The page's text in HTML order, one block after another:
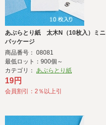
あぶらとり紙 太木N（10枚入）ミニ
パッケージ
商品番号： 08081
最低ロット：900個～
カテゴリ： あぶらとり紙
19円
会員割引：2％以上引